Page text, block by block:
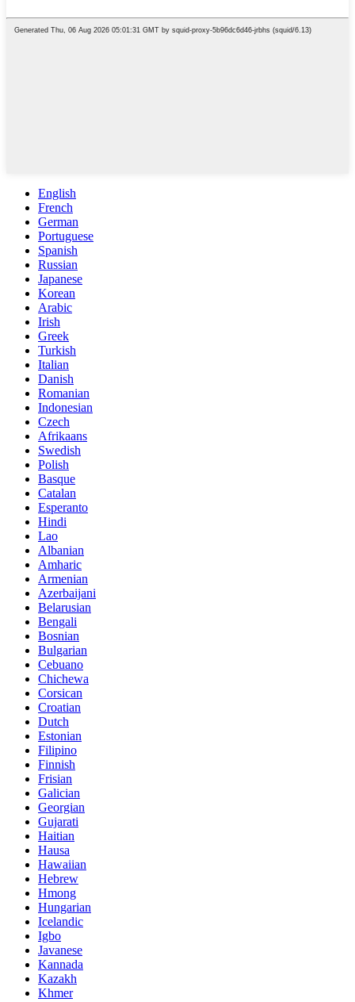
English
French
German
Portuguese
Spanish
Russian
Japanese
Korean
Arabic
Irish
Greek
Turkish
Italian
Danish
Romanian
Indonesian
Czech
Afrikaans
Swedish
Polish
Basque
Catalan
Esperanto
Hindi
Lao
Albanian
Amharic
Armenian
Azerbaijani
Belarusian
Bengali
Bosnian
Bulgarian
Cebuano
Chichewa
Corsican
Croatian
Dutch
Estonian
Filipino
Finnish
Frisian
Galician
Georgian
Gujarati
Haitian
Hausa
Hawaiian
Hebrew
Hmong
Hungarian
Icelandic
Igbo
Javanese
Kannada
Kazakh
Khmer